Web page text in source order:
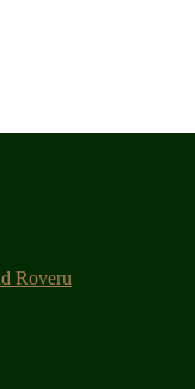
Roveru